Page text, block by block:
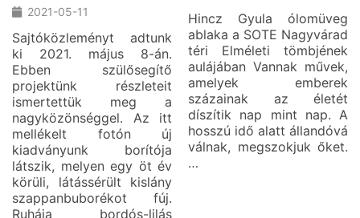
2021-05-11
Sajtóközleményt adtunk
ki 2021. május 8-án.
Ebben szülősegítő
projektünk részleteit
ismertettük meg a
nagyközönséggel. Az itt
mellékelt fotón új
kiadványunk borítója
látszik, melyen egy öt év
körüli, látássérült kislány
szappanbuborékot fúj.
Ruhája bordós-lilás
Hincz Gyula ólomüveg
ablaka a SOTE Nagyvárad
téri Elméleti tömbjének
aulájában Vannak művek,
amelyek emberek
százainak az életét
díszítik nap mint nap. A
hosszú idő alatt állandóvá
válnak, megszokjuk őket.
…